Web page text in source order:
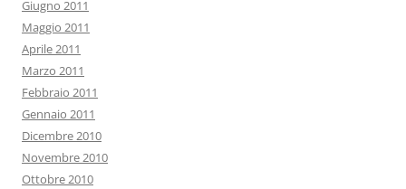
Giugno 2011
Maggio 2011
Aprile 2011
Marzo 2011
Febbraio 2011
Gennaio 2011
Dicembre 2010
Novembre 2010
Ottobre 2010